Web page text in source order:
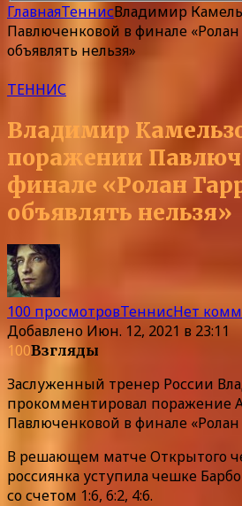
ГлавнаяТеннисВладимир
Павлюченковой в финале «Ролан
объявлять нельзя»
ТЕННИС
Владимир
поражении
финале «Ролан
объявлять нельзя»
100 просмотровТеннисНет
Добавлено Июн. 12, 2021 в 23:11
100Взгляды
Заслуженный тренер России
прокомментировал поражение
Павлюченковой в финале «Ролан
В решающем матче Открытого
россиянка уступила чешке
со счетом 1:6, 6:2, 4:6.